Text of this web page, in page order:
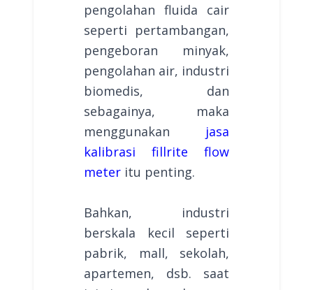
pengolahan fluida cair
seperti pertambangan,
pengeboran minyak,
pengolahan air, industri
biomedis, dan
sebagainya, maka
menggunakan jasa
kalibrasi fillrite flow
meter itu penting.
Bahkan, industri
berskala kecil seperti
pabrik, mall, sekolah,
apartemen, dsb. saat